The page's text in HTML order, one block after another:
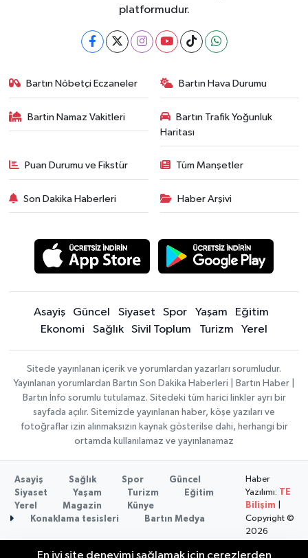
platformudur.
Bartın Nöbetçi Eczaneler Bartın Hava Durumu
Bartin Namaz Vakitleri
Bartın Trafik Yoğunluk
Haritası
Puan Durumu ve Fikstür Tüm Manşetler
Son Dakika Haberleri Haber Arşivi
Asayiş Güncel Siyaset Spor Yaşam
Eğitim
Ekonomi
Sağlık Sivil Toplum Turizm Yerel
Sitede yayınlanan içerik ve yorumlardan yazarları sorumludur.
Yayınlanan yorumlardan Bartın Son Dakika Haberleri | Bartın Haber |
Bartın İnfo sorumlu tutulamaz. Sitedeki tüm harici linkler ayrı bir
sayfada açılır. Sitemizde yayınlanan haber, köşe yazıları ve
fotoğraflar izin alınmaksızın kaynak gösterilse dahi, herhangi bir
ortamda kullanılamaz ve yayınlanamaz
Asayiş Sağlık Spor
Güncel
Siyaset
Yaşam Turizm
Eğitim
Yerel
Magazin
Künye
Konaklama tesisleri
Bartın Medya
Haber
Yazılımı: TE
Bilişim
Copyright ©
2026
En iyi site deneyimi sağlamak için çerezlerden